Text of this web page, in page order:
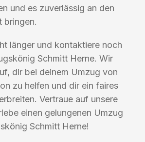
und es zuverlässig an den
bringen.
länger und kontaktiere noch
Schmitt Herne. Wir
dir bei deinem Umzug von
zu helfen und dir ein faires
Vertraue auf unsere
einen gelungenen Umzug
Schmitt Herne!